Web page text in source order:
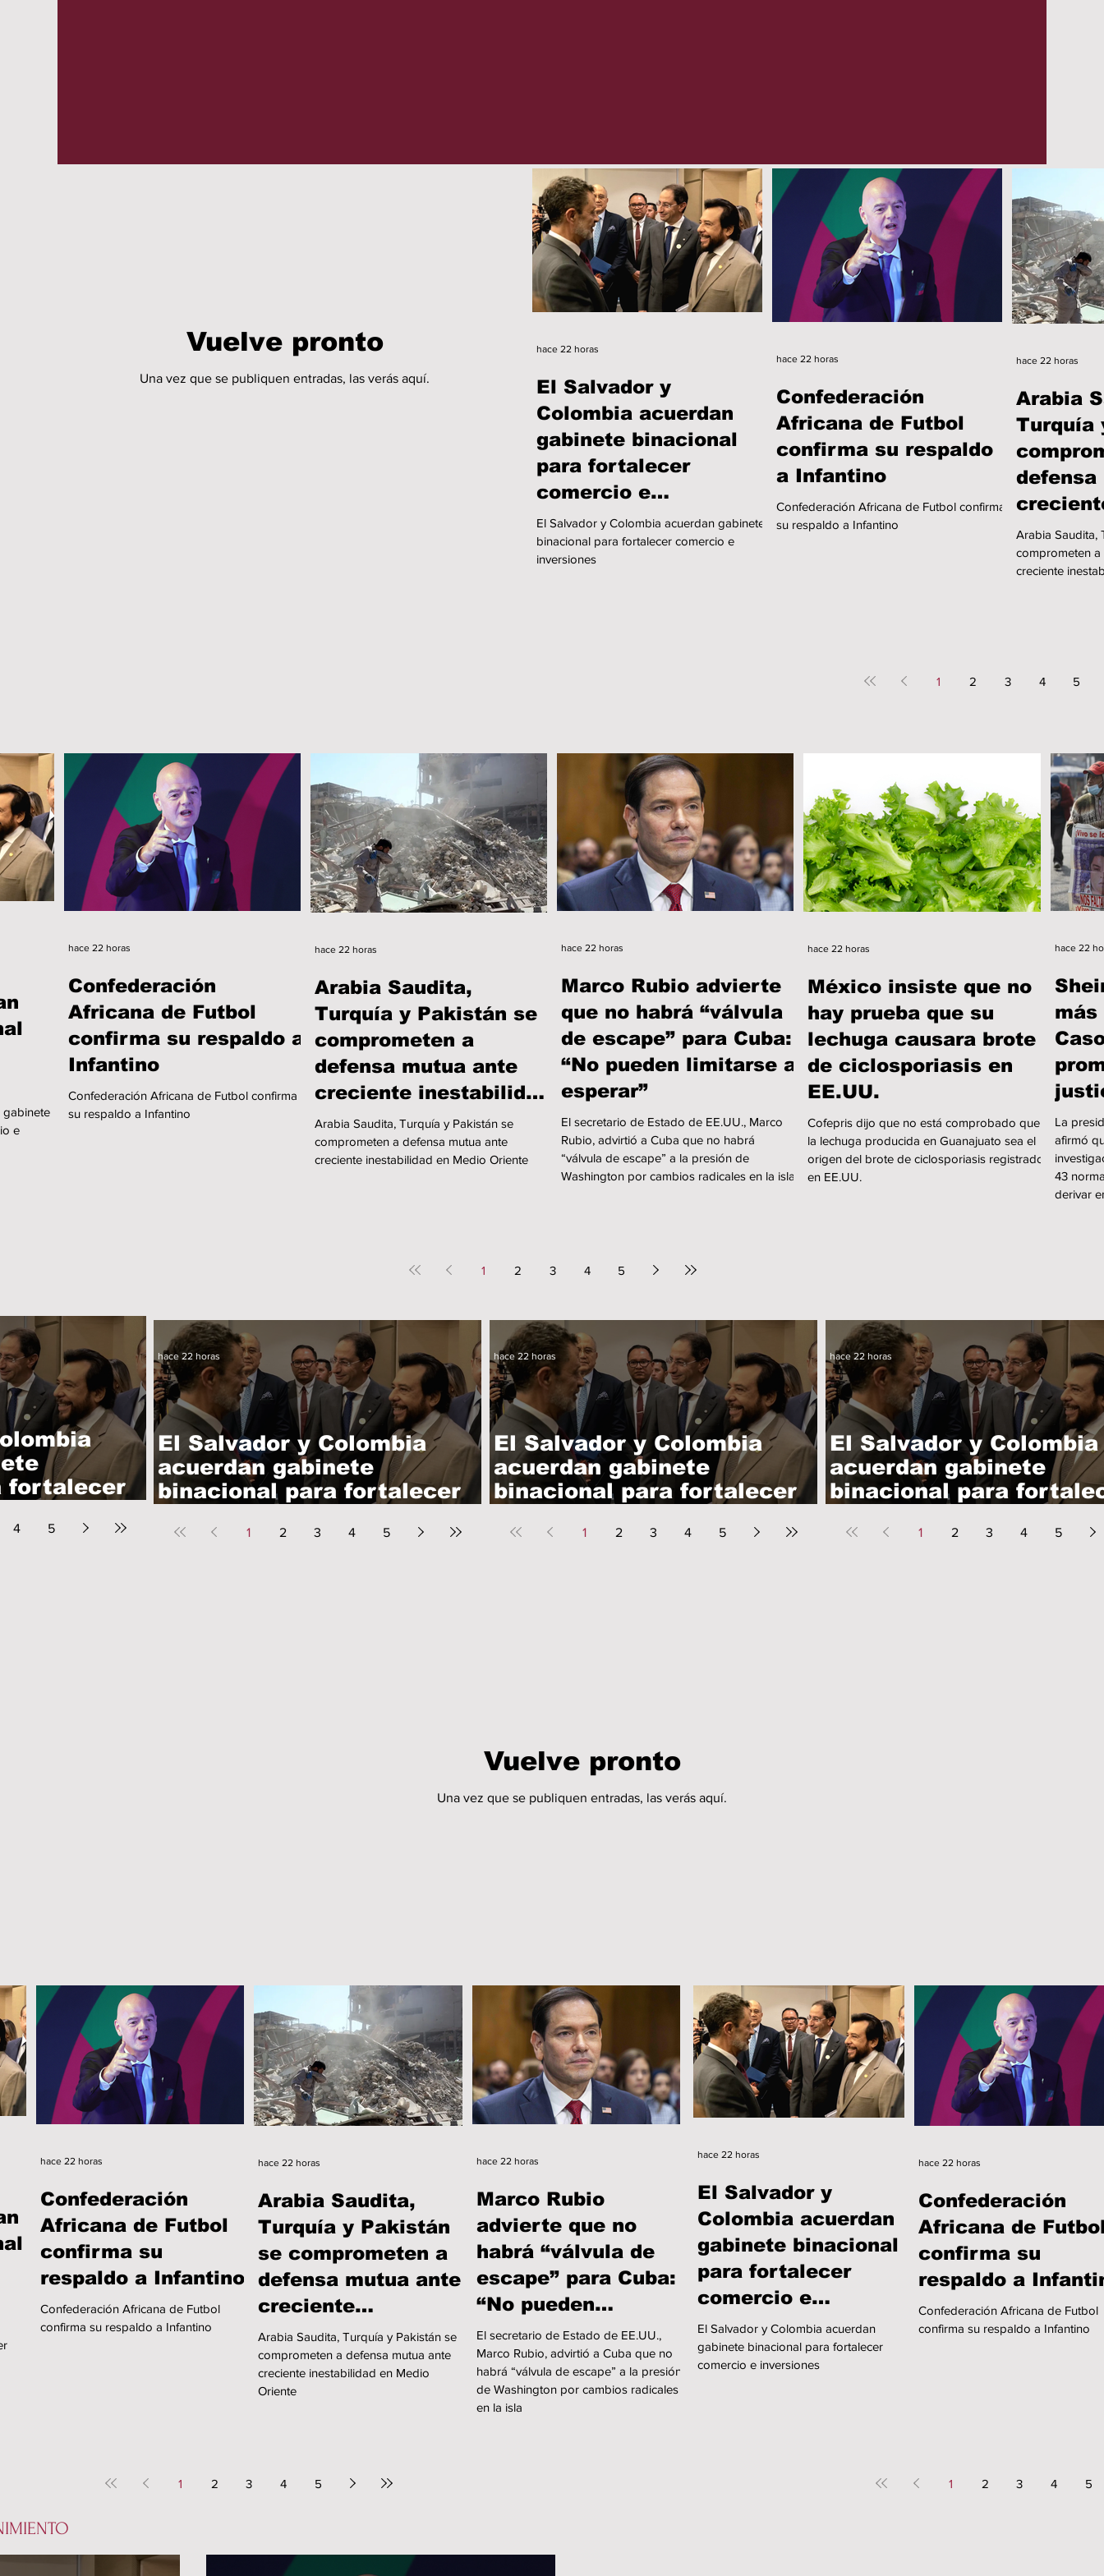
gabinete
e
Confederación
Africana de Futbol
confirma su respaldo a
Infantino
Confederación Africana de Futbol confirma
su respaldo a Infantino
hace 22 horas
Arabia Saudita,
Turquía y Pakistán se
comprometen a
defensa mutua ante
creciente inestabilidad
en Medio Oriente
Arabia Saudita, Turquía y Pakistán se
comprometen a defensa mutua ante
creciente inestabilidad en Medio Oriente
hace 22 horas
Marco Rubio advierte
que no habrá “válvula
de escape” para Cuba:
“No pueden limitarse a
esperar”
El secretario de Estado de EE.UU., Marco
Rubio, advirtió a Cuba que no habrá
“válvula de escape” a la presión de
Washington por cambios radicales en la isla
hace 22 horas
México insiste que no
hay prueba que su
lechuga causara brote
de ciclosporiasis en
EE.UU.
Cofepris dijo que no está comprobado que
la lechuga producida en Guanajuato sea el
origen del brote de ciclosporiasis registrado
en EE.UU.
hace 22 horas
más
La
afirmó
43
derivar
hace 22
1 2 3 4 5
El Salvador y
Colombia acuerdan
gabinete binacional
para fortalecer
comercio e
inversiones
El Salvador y Colombia acuerdan gabinete
binacional para fortalecer comercio e
inversiones
hace 22 horas
Confederación
Africana de Futbol
confirma su respaldo
a Infantino
Confederación Africana de Futbol confirma
su respaldo a Infantino
hace 22 horas
Arabia
Turquía
defensa
Medio
Arabia Saudita,
comprometen a
creciente
hace 22 horas
1 2 3 4 5
Vuelve pronto
Una vez que se publiquen entradas, las verás aquí.
fortalecer
4 5
El Salvador y Colombia
acuerdan gabinete
binacional para fortalecer
hace 22 horas
1 2 3 4 5
El Salvador y Colombia
acuerdan gabinete
binacional para fortalecer
hace 22 horas
1 2 3 4 5
El Salvador y Colombia
acuerdan gabinete
binacional para
hace 22 horas
1 2 3 4 5
Vuelve pronto
Una vez que se publiquen entradas, las verás aquí.
Confederación
Africana de Futbol
confirma su
respaldo a Infantino
Confederación Africana de Futbol
confirma su respaldo a Infantino
hace 22 horas
Arabia Saudita,
Turquía y Pakistán
se comprometen a
defensa mutua ante
creciente
inestabilidad en
Medio Oriente
Arabia Saudita, Turquía y Pakistán se
comprometen a defensa mutua ante
creciente inestabilidad en Medio
Oriente
hace 22 horas
Marco Rubio
advierte que no
habrá “válvula de
escape” para Cuba:
“No pueden
limitarse a esperar”
El secretario de Estado de EE.UU.,
Marco Rubio, advirtió a Cuba que no
habrá “válvula de escape” a la presión
de Washington por cambios radicales
en la isla
hace 22 horas
1 2 3 4 5
El Salvador y
Colombia acuerdan
gabinete binacional
para fortalecer
comercio e
inversiones
El Salvador y Colombia acuerdan
gabinete binacional para fortalecer
comercio e inversiones
hace 22 horas
Confederación
Africana de
confirma su
respaldo a
Confederación Africana de Futbol
confirma su respaldo a Infantino
hace 22 horas
1 2 3 4 5